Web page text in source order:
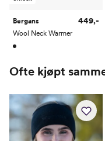
52 121-
54 135-142
Bergans
Wool Neck Warmer
449,-
Ofte kjøpt